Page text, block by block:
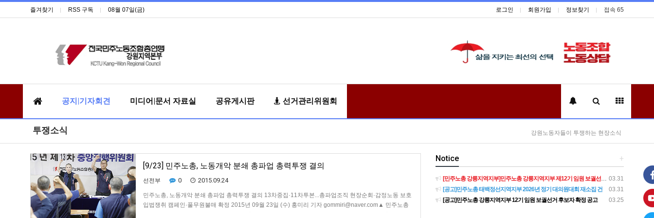
즐겨찾기 RSS 구독 08월 07일(금) 로그인 회원가입 정보찾기 접속 65
공지|기자회견 미디어|문서 자료실 공유게시판 선거관리위원회
투쟁소식 강원노동자들이 투쟁하는 현장소식
[9/23] 민주노총, 노동개악 분쇄 총파업 총력투쟁 결의
선전부 0 2015.09.24
민주노총, 노동개악 분쇄 총파업 총력투쟁 결의 13차중집·11차투본...총파업조직 현장순회·감정노동 보호
입법쟁취 캠페인·풀무원불매 확정 2015년 09월 23일 (수) 홍미리 기자 gommiri@naver.com▲ 민주노총
+
Notice
03.31
[민주노총 강릉지역지부]민주노총 강릉지역지부 제12기 임원 보궐선거결과 공고
03.31
[공고]민주노총 태백정선지역지부 2026년 정기 대의원대회 재소집 건
03.25
[공고]민주노총 강릉지역지부 12기 임원 보궐선거 후보자 확정 공고